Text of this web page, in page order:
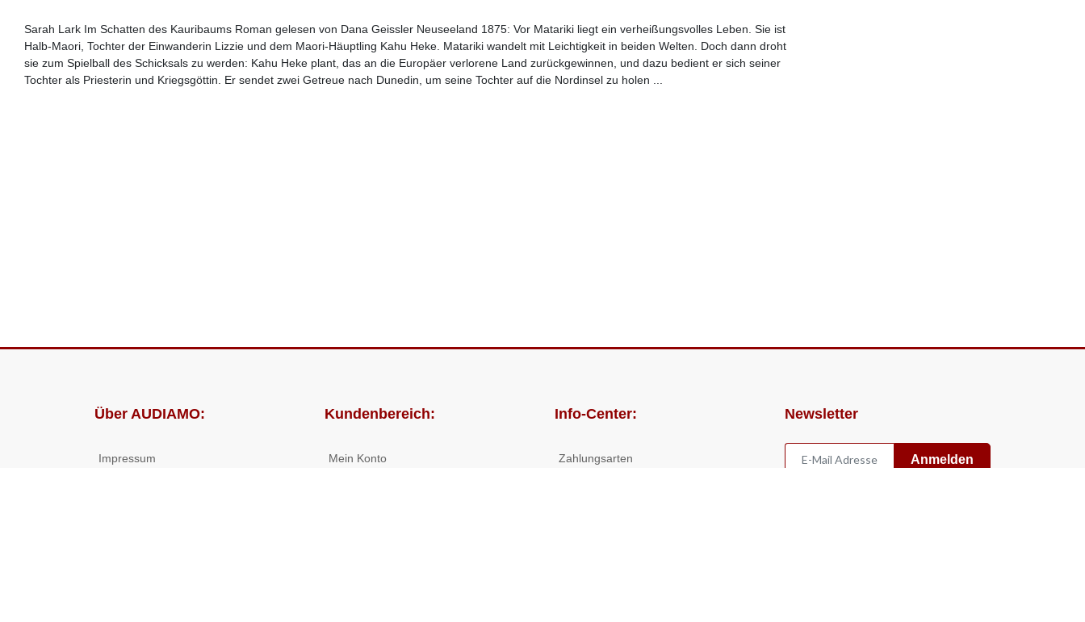
Sarah Lark Im Schatten des Kauribaums Roman gelesen von Dana Geissler Neuseeland 1875: Vor Matariki liegt ein verheißungsvolles Leben. Sie ist
Halb-Maori, Tochter der Einwanderin Lizzie und dem Maori-Häuptling Kahu Heke. Matariki wandelt mit Leichtigkeit in beiden Welten. Doch dann droht
sie zum Spielball des Schicksals zu werden: Kahu Heke plant, das an die Europäer verlorene Land zurückgewinnen, und dazu bedient er sich seiner
Tochter als Priesterin und Kriegsgöttin. Er sendet zwei Getreue nach Dunedin, um seine Tochter auf die Nordinsel zu holen ...
Über AUDIAMO:
Impressum
Kundenbereich:
Mein Konto
Info-Center:
Zahlungsarten
Newsletter
Anmelden